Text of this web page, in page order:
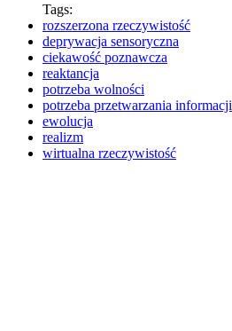
Tags:
rozszerzona rzeczywistość
deprywacja sensoryczna
ciekawość poznawcza
reaktancja
potrzeba wolności
potrzeba przetwarzania informacji
ewolucja
realizm
wirtualna rzeczywistość